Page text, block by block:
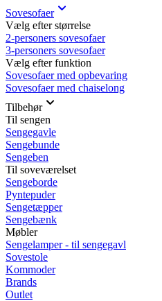
Sovesofaer
Vælg efter størrelse
2-personers sovesofaer
3-personers sovesofaer
Vælg efter funktion
Sovesofaer med opbevaring
Sovesofaer med chaiselong
Tilbehør
Til sengen
Sengegavle
Sengebunde
Sengeben
Til soveværelset
Sengeborde
Pyntepuder
Sengetæpper
Sengebænk
Møbler
Sengelamper - til sengegavl
Sovestole
Kommoder
Brands
Outlet